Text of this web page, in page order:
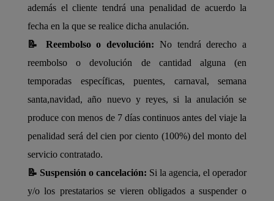
además el cliente tendrá una penalidad de acuerdo la
fecha en la que se realice dicha anulación.
📝 Reembolso o devolución: No tendrá derecho a
reembolso o devolución de cantidad alguna (en
temporadas específicas, puentes, carnaval, semana
santa,navidad, año nuevo y reyes, si la anulación se
produce con menos de 7 días continuos antes del viaje la
penalidad será del cien por ciento (100%) del monto del
servicio contratado.
📝 Suspensión o cancelación: Si la agencia, el operador
y/o los prestatarios se vieren obligados a suspender o